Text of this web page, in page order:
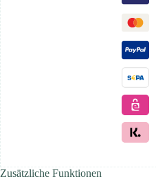
Zusätzliche Funktionen